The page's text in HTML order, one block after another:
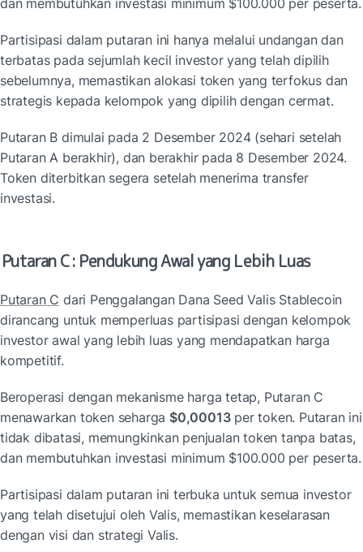
Partisipasi dalam putaran ini hanya melalui undangan dan
terbatas pada sejumlah kecil investor yang telah dipilih
sebelumnya, memastikan alokasi token yang terfokus dan
strategis kepada kelompok yang dipilih dengan cermat.
Putaran B dimulai pada 2 Desember 2024 (sehari setelah
Putaran A berakhir), dan berakhir pada 8 Desember 2024.
Token diterbitkan segera setelah menerima transfer
investasi.
Putaran C: Pendukung Awal yang Lebih Luas
Putaran C dari Penggalangan Dana Seed Valis Stablecoin
dirancang untuk memperluas partisipasi dengan kelompok
investor awal yang lebih luas yang mendapatkan harga
kompetitif.
Beroperasi dengan mekanisme harga tetap, Putaran C
menawarkan token seharga $0,00013 per token. Putaran ini
tidak dibatasi, memungkinkan penjualan token tanpa batas,
dan membutuhkan investasi minimum $100.000 per peserta.
Partisipasi dalam putaran ini terbuka untuk semua investor
yang telah disetujui oleh Valis, memastikan keselarasan
dengan visi dan strategi Valis.